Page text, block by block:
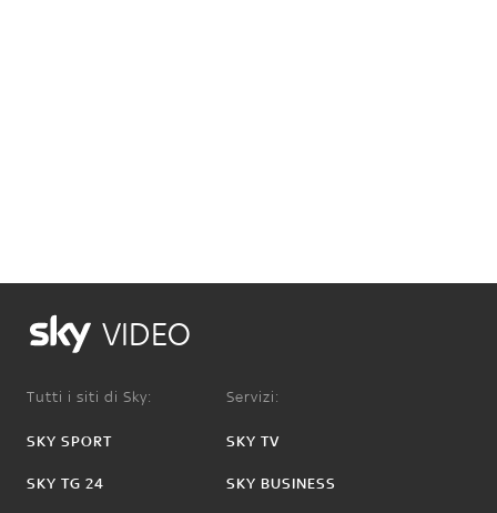
VIDEO
Tutti i siti di Sky:
SKY SPORT
SKY TG 24
Servizi:
SKY TV
SKY BUSINESS